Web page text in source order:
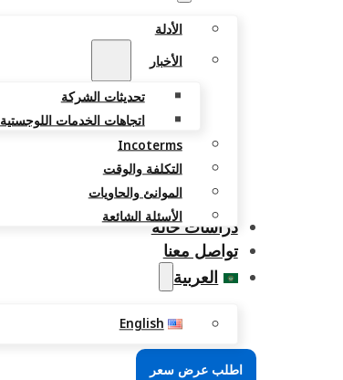
الأدلة
الأخبار
تحديثات الشركة
اتجاهات الخدمات اللوجستية
Incoterms
التكلفة والوقت
الموانئ والحاويات
الأسئلة الشائعةدراسات حالة
تواصل معنا
العربية
English
اطلب عرض سعر